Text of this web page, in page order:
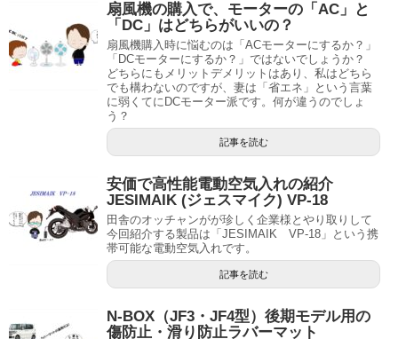
扇風機の購入で、モーターの「AC」と
「DC」はどちらがいいの？
扇風機購入時に悩むのは「ACモーターにするか？」
「DCモーターにするか？」ではないでしょうか？
どちらにもメリットデメリットはあり、私はどちら
でも構わないのですが、妻は「省エネ」という言葉
に弱くてにDCモーター派です。何が違うのでしょ
う？
記事を読む
安価で高性能電動空気入れの紹介
JESIMAIK (ジェスマイク) VP-18
田舎のオッチャンがが珍しく企業様とやり取りして
今回紹介する製品は「JESIMAIK VP-18」という携
帯可能な電動空気入れです。
記事を読む
N-BOX（JF3・JF4型）後期モデル用の
傷防止・滑り防止ラバーマット